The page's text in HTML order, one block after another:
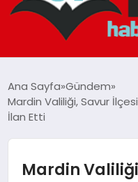
ADANA
Ana Sayfa Gündem
Mardin Valiliği, Savur
İlan Etti
Mardin